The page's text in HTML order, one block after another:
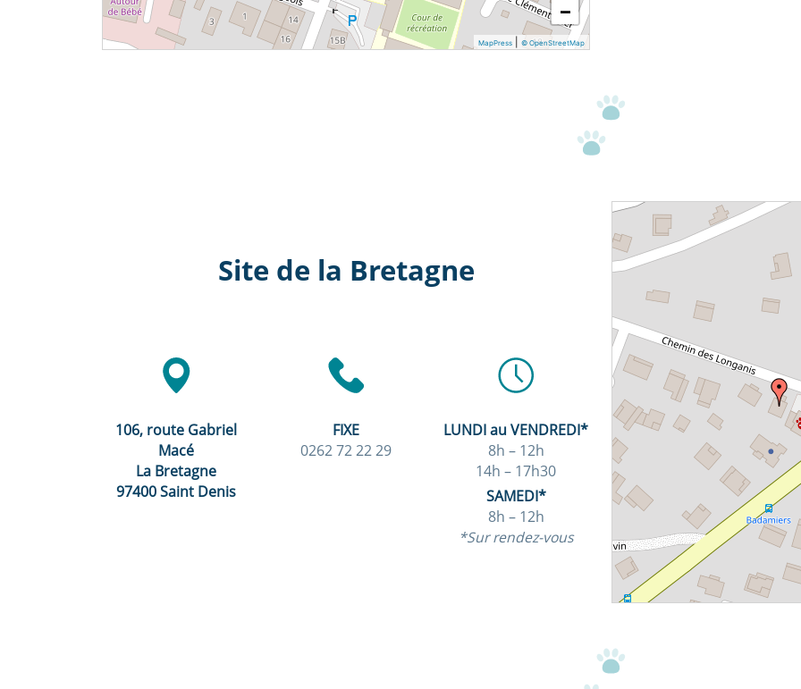
−
MapPress |© OpenStreetMap
Site de la Bretagne
106, route Gabriel
Macé
La Bretagne
97400 Saint Denis
FIXE
0262 72 22 29
LUNDI au VENDREDI*
8h – 12h
14h – 17h30
SAMEDI*
8h – 12h
*Sur rendez-vous